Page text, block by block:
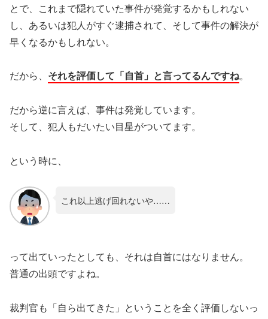
とで、これまで隠れていた事件が発覚するかもしれない
し、あるいは犯人がすぐ逮捕されて、そして事件の解決が
早くなるかもしれない。
だから、 それを評価して「自首」と言ってるんですね。
だから逆に言えば、事件は発覚しています。
そして、犯人もだいたい目星がついてます。
という時に、
これ以上逃げ回れないや……
って出ていったとしても、それは自首にはなりません。
普通の出頭ですよね。
裁判官も「自ら出てきた」ということを全く評価しないっ